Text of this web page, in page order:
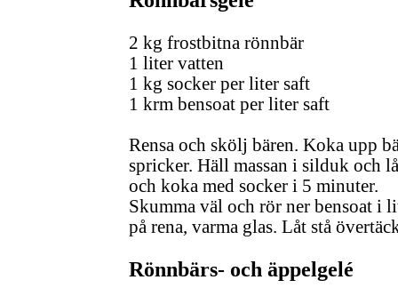
2 kg frostbitna rönnbär
1 liter vatten
1 kg socker per liter saft
1 krm bensoat per liter saft
Rensa och skölj bären. Koka upp
spricker. Häll massan i silduk och
och koka med socker i 5 minuter.
Skumma väl och rör ner bensoat i
på rena, varma glas. Låt stå
Rönnbärs- och äppelgelé